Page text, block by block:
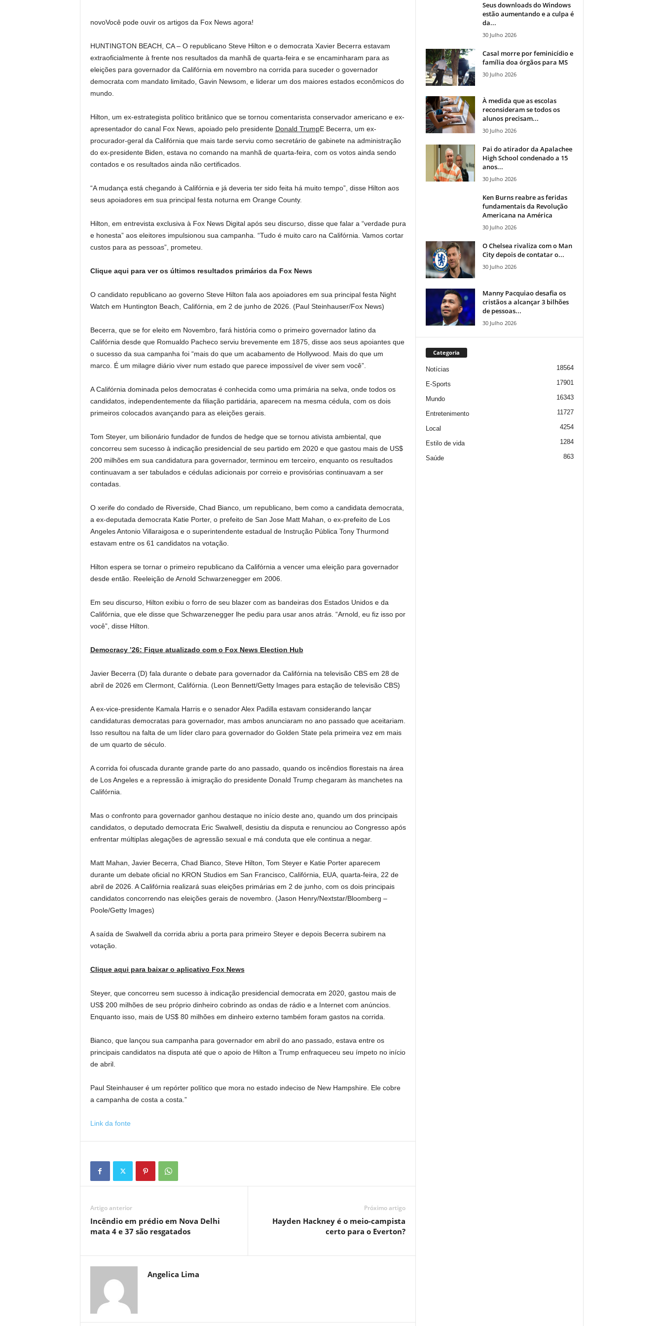
novoVocê pode ouvir os artigos da Fox News agora!
HUNTINGTON BEACH, CA – O republicano Steve Hilton e o democrata Xavier Becerra estavam
extraoficialmente à frente nos resultados da manhã de quarta-feira e se encaminharam para as
eleições para governador da Califórnia em novembro na corrida para suceder o governador
democrata com mandato limitado, Gavin Newsom, e liderar um dos maiores estados econômicos do
mundo.
Hilton, um ex-estrategista político britânico que se tornou comentarista conservador americano e ex-
apresentador do canal Fox News, apoiado pelo presidente Donald TrumpE Becerra, um ex-
procurador-geral da Califórnia que mais tarde serviu como secretário de gabinete na administração
do ex-presidente Biden, estava no comando na manhã de quarta-feira, com os votos ainda sendo
contados e os resultados ainda não certificados.
“A mudança está chegando à Califórnia e já deveria ter sido feita há muito tempo”, disse Hilton aos
seus apoiadores em sua principal festa noturna em Orange County.
Hilton, em entrevista exclusiva à Fox News Digital após seu discurso, disse que falar a “verdade pura
e honesta” aos eleitores impulsionou sua campanha. “Tudo é muito caro na Califórnia. Vamos cortar
custos para as pessoas”, prometeu.
Clique aqui para ver os últimos resultados primários da Fox News
O candidato republicano ao governo Steve Hilton fala aos apoiadores em sua principal festa Night
Watch em Huntington Beach, Califórnia, em 2 de junho de 2026. (Paul Steinhauser/Fox News)
Becerra, que se for eleito em Novembro, fará história como o primeiro governador latino da
Califórnia desde que Romualdo Pacheco serviu brevemente em 1875, disse aos seus apoiantes que
o sucesso da sua campanha foi “mais do que um acabamento de Hollywood. Mais do que um
marco. É um milagre diário viver num estado que parece impossível de viver sem você”.
A Califórnia dominada pelos democratas é conhecida como uma primária na selva, onde todos os
candidatos, independentemente da filiação partidária, aparecem na mesma cédula, com os dois
primeiros colocados avançando para as eleições gerais.
Tom Steyer, um bilionário fundador de fundos de hedge que se tornou ativista ambiental, que
concorreu sem sucesso à indicação presidencial de seu partido em 2020 e que gastou mais de US$
200 milhões em sua candidatura para governador, terminou em terceiro, enquanto os resultados
continuavam a ser tabulados e cédulas adicionais por correio e provisórias continuavam a ser
contadas.
O xerife do condado de Riverside, Chad Bianco, um republicano, bem como a candidata democrata,
a ex-deputada democrata Katie Porter, o prefeito de San Jose Matt Mahan, o ex-prefeito de Los
Angeles Antonio Villaraigosa e o superintendente estadual de Instrução Pública Tony Thurmond
estavam entre os 61 candidatos na votação.
Hilton espera se tornar o primeiro republicano da Califórnia a vencer uma eleição para governador
desde então. Reeleição de Arnold Schwarzenegger em 2006.
Em seu discurso, Hilton exibiu o forro de seu blazer com as bandeiras dos Estados Unidos e da
Califórnia, que ele disse que Schwarzenegger lhe pediu para usar anos atrás. “Arnold, eu fiz isso por
você”, disse Hilton.
Democracy ’26: Fique atualizado com o Fox News Election Hub
Javier Becerra (D) fala durante o debate para governador da Califórnia na televisão CBS em 28 de
abril de 2026 em Clermont, Califórnia. (Leon Bennett/Getty Images para estação de televisão CBS)
A ex-vice-presidente Kamala Harris e o senador Alex Padilla estavam considerando lançar
candidaturas democratas para governador, mas ambos anunciaram no ano passado que aceitariam.
Isso resultou na falta de um líder claro para governador do Golden State pela primeira vez em mais
de um quarto de século.
A corrida foi ofuscada durante grande parte do ano passado, quando os incêndios florestais na área
de Los Angeles e a repressão à imigração do presidente Donald Trump chegaram às manchetes na
Califórnia.
Mas o confronto para governador ganhou destaque no início deste ano, quando um dos principais
candidatos, o deputado democrata Eric Swalwell, desistiu da disputa e renunciou ao Congresso após
enfrentar múltiplas alegações de agressão sexual e má conduta que ele continua a negar.
Matt Mahan, Javier Becerra, Chad Bianco, Steve Hilton, Tom Steyer e Katie Porter aparecem
durante um debate oficial no KRON Studios em San Francisco, Califórnia, EUA, quarta-feira, 22 de
abril de 2026. A Califórnia realizará suas eleições primárias em 2 de junho, com os dois principais
candidatos concorrendo nas eleições gerais de novembro. (Jason Henry/Nextstar/Bloomberg –
Poole/Getty Images)
A saída de Swalwell da corrida abriu a porta para primeiro Steyer e depois Becerra subirem na
votação.
Clique aqui para baixar o aplicativo Fox News
Steyer, que concorreu sem sucesso à indicação presidencial democrata em 2020, gastou mais de
US$ 200 milhões de seu próprio dinheiro cobrindo as ondas de rádio e a Internet com anúncios.
Enquanto isso, mais de US$ 80 milhões em dinheiro externo também foram gastos na corrida.
Bianco, que lançou sua campanha para governador em abril do ano passado, estava entre os
principais candidatos na disputa até que o apoio de Hilton a Trump enfraqueceu seu ímpeto no início
de abril.
Paul Steinhauser é um repórter político que mora no estado indeciso de New Hampshire. Ele cobre
a campanha de costa a costa.”
Link da fonte
Artigo anterior
Incêndio em prédio em Nova Delhi
mata 4 e 37 são resgatados
Próximo artigo
Hayden Hackney é o meio-campista
certo para o Everton?
Angelica Lima
Seus downloads do Windows
estão aumentando e a culpa é
da...
30 Julho 2026
Casal morre por feminicídio e
família doa órgãos para MS
30 Julho 2026
À medida que as escolas
reconsideram se todos os
alunos precisam...
30 Julho 2026
Pai do atirador da Apalachee
High School condenado a 15
anos...
30 Julho 2026
Ken Burns reabre as feridas
fundamentais da Revolução
Americana na América
30 Julho 2026
O Chelsea rivaliza com o Man
City depois de contatar o...
30 Julho 2026
Manny Pacquiao desafia os
cristãos a alcançar 3 bilhões
de pessoas...
30 Julho 2026
Categoria
Notícias 18564
E-Sports 17901
Mundo 16343
Entretenimento 11727
Local 4254
Estilo de vida 1284
Saúde 863